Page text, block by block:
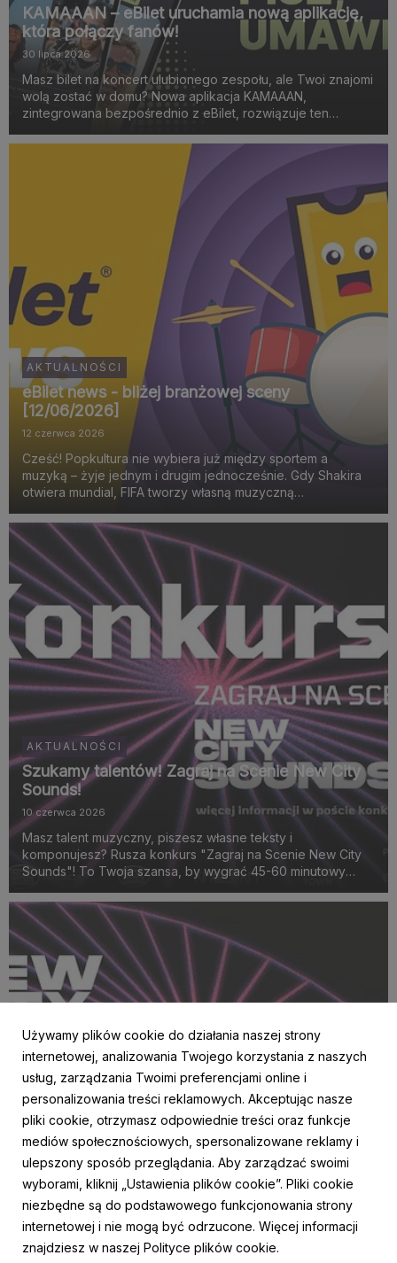
KAMAAAN – eBilet uruchamia nową aplikację,
która połączy fanów!
30 lipca 2026
Masz bilet na koncert ulubionego zespołu, ale Twoi znajomi
wolą zostać w domu? Nowa aplikacja KAMAAAN,
zintegrowana bezpośrednio z eBilet, rozwiązuje ten
się na to samo wydarzenie muzyczne, sportowe lub
AKTUALNOŚCI
eBilet news - bliżej branżowej sceny
[12/06/2026]
12 czerwca 2026
Cześć! Popkultura nie wybiera już między sportem a
muzyką – żyje jednym i drugim jednocześnie. Gdy Shakira
otwiera mundial, FIFA tworzy własną muzyczną
viralowe momenty, widać wyraźnie, że największe emocje
rodzą si...
AKTUALNOŚCI
Szukamy talentów! Zagraj na Scenie New City
Sounds!
10 czerwca 2026
Masz talent muzyczny, piszesz własne teksty i
komponujesz? Rusza konkurs "Zagraj na Scenie New City
Sounds"! To Twoja szansa, by wygrać 45-60 minutowy
Norblina już 19 lipca 2026 roku o godz. 18:00!
AKTUALNOŚCI
Młoda energia w sercu stolicy! Do Fabryki
Norblina powraca cykl koncertów New City
Sounds
8 czerwca 2026
Warszawa ponownie stanie się miejscem odkrywania
nowych talentów. eBilet, we współpracy z Kayax oraz
Fundacją Fabryki Norblina, zaprasza na drugą edycję cyklu
Używamy plików cookie do działania naszej strony
internetowej, analizowania Twojego korzystania z naszych
usług, zarządzania Twoimi preferencjami online i
personalizowania treści reklamowych. Akceptując nasze
pliki cookie, otrzymasz odpowiednie treści oraz funkcje
mediów społecznościowych, spersonalizowane reklamy i
ulepszony sposób przeglądania. Aby zarządzać swoimi
wyborami, kliknij „Ustawienia plików cookie”. Pliki cookie
niezbędne są do podstawowego funkcjonowania strony
internetowej i nie mogą być odrzucone. Więcej informacji
znajdziesz w naszej Polityce plików cookie.